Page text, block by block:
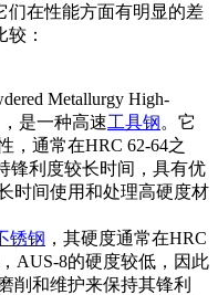
们在性能方面有明显的差
：
Metallurgy High-
，是一种高速工具钢。它
，通常在HRC 62-64之
锋利度较长时间，具有优
时间使用和处理高硬度材
锈钢 ，其硬度通常在HRC
AUS-8的硬度较低，因此
削和维护来保持其锋利